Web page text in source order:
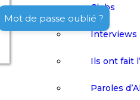
Clubs
Interviews
Ils ont fait
Paroles
Mot de passe oublié ?